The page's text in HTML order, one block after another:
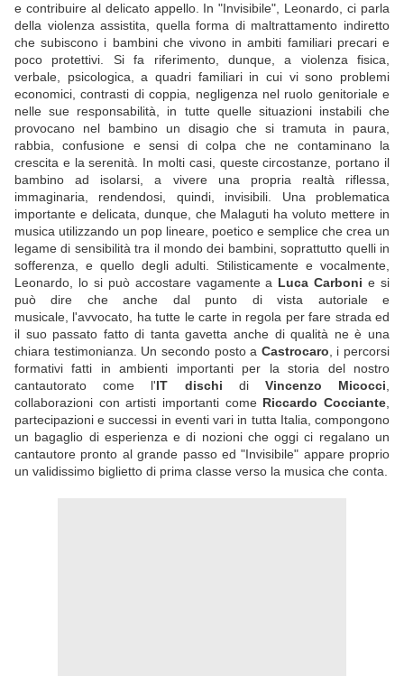
e contribuire al delicato appello. In "Invisibile", Leonardo, ci parla
della violenza assistita, quella forma di maltrattamento indiretto
che subiscono i bambini che vivono in ambiti familiari precari e
poco protettivi. Si fa riferimento, dunque, a violenza fisica,
verbale, psicologica, a quadri familiari in cui vi sono problemi
economici, contrasti di coppia, negligenza nel ruolo genitoriale e
nelle sue responsabilità, in tutte quelle situazioni instabili che
provocano nel bambino un disagio che si tramuta in paura,
rabbia, confusione e sensi di colpa che ne contaminano la
crescita e la serenità. In molti casi, queste circostanze, portano il
bambino ad isolarsi, a vivere una propria realtà riflessa,
immaginaria, rendendosi, quindi, invisibili. Una problematica
importante e delicata, dunque, che Malaguti ha voluto mettere in
musica utilizzando un pop lineare, poetico e semplice che crea un
legame di sensibilità tra il mondo dei bambini, soprattutto quelli in
sofferenza, e quello degli adulti. Stilisticamente e vocalmente,
Leonardo, lo si può accostare vagamente a Luca Carboni e si
può dire che anche dal punto di vista autoriale e
musicale, l'avvocato, ha tutte le carte in regola per fare strada ed
il suo passato fatto di tanta gavetta anche di qualità ne è una
chiara testimonianza. Un secondo posto a Castrocaro , i percorsi
formativi fatti in ambienti importanti per la storia del nostro
cantautorato come l'IT dischi di Vincenzo Micocci
collaborazioni con artisti importanti come Riccardo Cocciante
partecipazioni e successi in eventi vari in tutta Italia, compongono
un bagaglio di esperienza e di nozioni che oggi ci regalano un
cantautore pronto al grande passo ed "Invisibile" appare proprio
un validissimo biglietto di prima classe verso la musica che conta.